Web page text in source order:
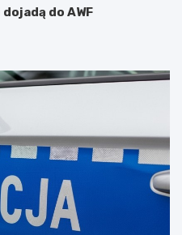
do AWF